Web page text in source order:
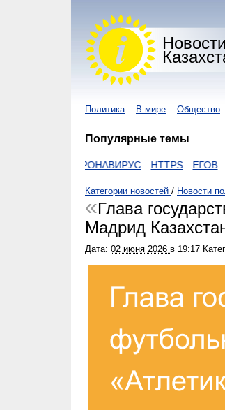
Новости
Политика В мире Общество
Популярные темы
КОРОНАВИРУС HTTPS ЕГОВ I
Категории новостей / Новости
Глава
Мадрид
Дата: 02 июня 2026 в 19:17